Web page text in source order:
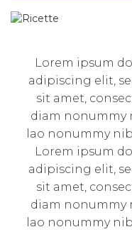
Lorem ipsum
adipiscing elit,
sit amet,
diam nonummy
lao nonummy
Lorem ipsum
adipiscing elit,
sit amet,
diam nonummy
lao nonummy